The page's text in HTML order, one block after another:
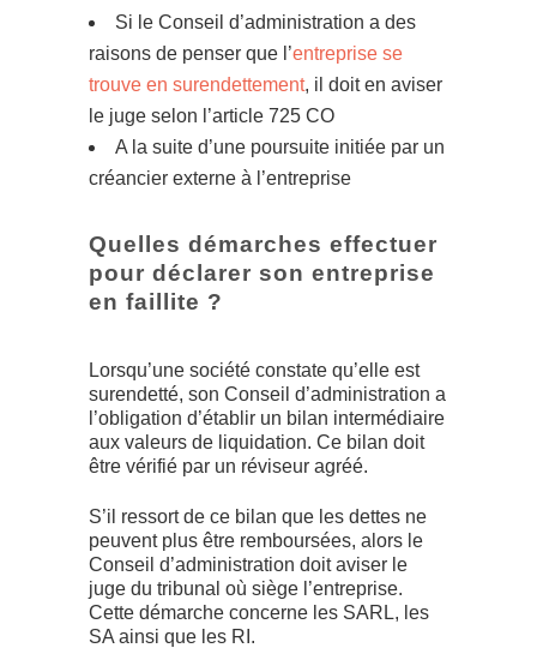
Si le Conseil d’administration a des
raisons de penser que l’entreprise se
trouve en surendettement, il doit en aviser
le juge selon l’article 725 CO
A la suite d’une poursuite initiée par un
créancier externe à l’entreprise
Quelles démarches effectuer
pour déclarer son entreprise
en faillite ?
Lorsqu’une société constate qu’elle est
surendetté, son Conseil d’administration a
l’obligation d’établir un bilan intermédiaire
aux valeurs de liquidation. Ce bilan doit
être vérifié par un réviseur agréé.
S’il ressort de ce bilan que les dettes ne
peuvent plus être remboursées, alors le
Conseil d’administration doit aviser le
juge du tribunal où siège l’entreprise.
Cette démarche concerne les SARL, les
SA ainsi que les RI.